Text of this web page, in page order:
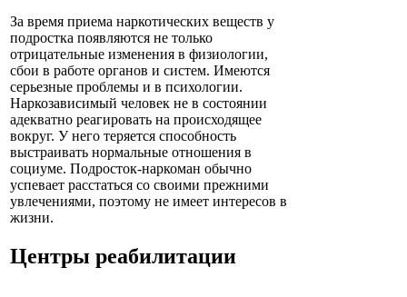
За время приема наркотических веществ у
подростка появляются не только
отрицательные изменения в физиологии,
сбои в работе органов и систем. Имеются
серьезные проблемы и в психологии.
Наркозависимый человек не в состоянии
адекватно реагировать на происходящее
вокруг. У него теряется способность
выстраивать нормальные отношения в
социуме. Подросток-наркоман обычно
успевает расстаться со своими прежними
увлечениями, поэтому не имеет интересов в
жизни.
Центры реабилитации